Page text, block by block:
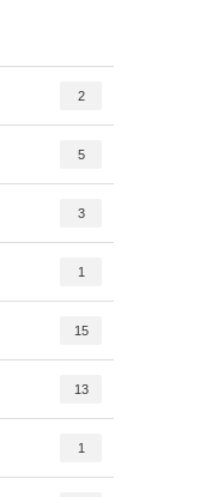
2
5
3
1
15
13
1